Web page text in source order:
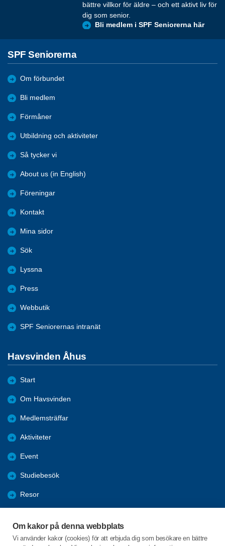
Om kakor på denna webbplats
Vi använder kakor (cookies) för att erbjuda dig som besökare en bättre
bättre villkor för äldre – och ett aktivt liv för
dig som senior.
Bli medlem i SPF Seniorerna här
SPF Seniorerna
Om förbundet
Bli medlem
Förmåner
Utbildning och aktiviteter
Så tycker vi
About us (in English)
Föreningar
Kontakt
Mina sidor
Sök
Lyssna
Press
Webbutik
SPF Seniorernas intranät
Havsvinden Åhus
Start
Om Havsvinden
Medlemsträffar
Aktiviteter
Event
Studiebesök
Resor